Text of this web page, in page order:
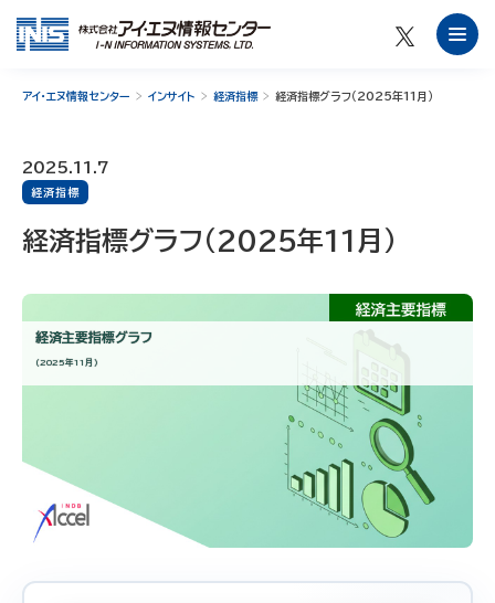
アイ・エヌ情報センター インサイト 経済指標 経済指標グラフ（2025年11月）
2025.11.7
経済指標
経済指標グラフ（2025年11月）
経済主要指標グラフ
（2025年11月）